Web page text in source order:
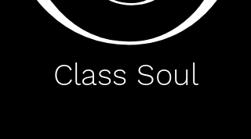
Class Soul